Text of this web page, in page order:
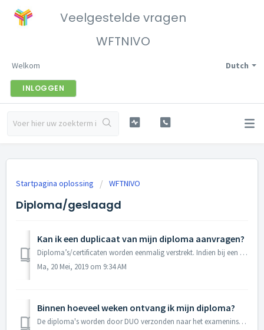
Veelgestelde vragen
WFTNIVO
Dutch
Welkom
INLOGGEN
Startpagina oplossing WFTNIVO
Diploma/geslaagd
Kan ik een duplicaat van mijn diploma aanvragen?
Diploma’s/certificaten worden eenmalig verstrekt. Indien bij een kandidaat diploma’s/certificaten verloren gaan, kan de kandidaat, via WFTNIVO, bij DUO een ...
Ma, 20 Mei, 2019 om 9:34 AM
Binnen hoeveel weken ontvang ik mijn diploma?
De diploma's worden door DUO verzonden naar het exameninstituut. Zodra wij de diploma's hebben ontvangen, sturen wij deze z.s.m. naar u op. De prakt...